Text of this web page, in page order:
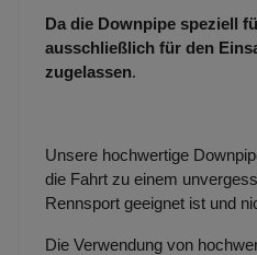
Da die Downpipe speziell
ausschließlich für den
zugelassen.
Unsere hochwertige
die Fahrt zu einem
Rennsport geeignet ist und
Die Verwendung von